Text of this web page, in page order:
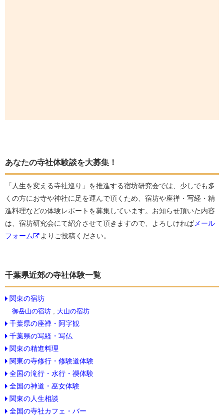
あなたの寺社体験談を大募集！
「人生を変える寺社巡り」を推進する宿坊研究会では、少しでも多
くの方にお寺や神社に足を運んで頂くため、宿坊や座禅・写経・精
進料理などの体験レポートを募集しています。お知らせ頂いた内容
は、宿坊研究会にて紹介させて頂きますので、よろしければメール
フォーム
よりご投稿ください。
千葉県近郊の寺社体験一覧
関東の宿坊
御岳山の宿坊 , 大山の宿坊
千葉県の座禅・阿字観
千葉県の写経・写仏
関東の精進料理
関東の寺修行・修験道体験
全国の滝行・水行・禊体験
全国の神道・巫女体験
関東の人生相談
全国の寺社カフェ・バー